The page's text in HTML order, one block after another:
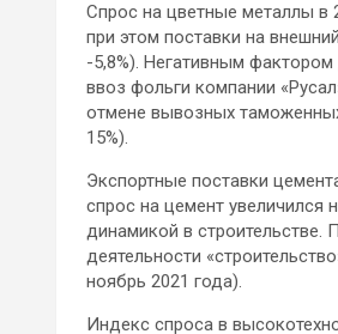
Спрос на цветные металлы в
при этом поставки на
-5,8%). Негативным
ввоз фольги компании
отмене вывозных
15%).
Экспортные поставки
спрос на цемент увеличился
динамикой в
деятельности
ноябрь 2021 года).
Индекс спроса в